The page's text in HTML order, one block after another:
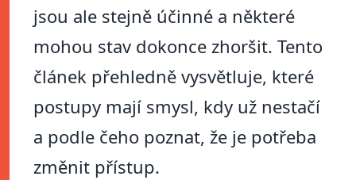
jsou ale stejně účinné a některé
mohou stav dokonce zhoršit. Tento
článek přehledně vysvětluje, které
postupy mají smysl, kdy už nestačí
a podle čeho poznat, že je potřeba
změnit přístup.